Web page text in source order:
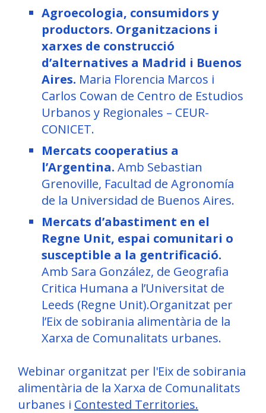
Agroecologia, consumidors y
productors. Organitzacions i
xarxes de construcció
d’alternatives a Madrid i Buenos
Aires. Maria Florencia Marcos i
Carlos Cowan de Centro de Estudios
Urbanos y Regionales – CEUR-
CONICET.
Mercats cooperatius a
l’Argentina. Amb Sebastian
Grenoville, Facultad de Agronomía
de la Universidad de Buenos Aires.
Mercats d’abastiment en el
Regne Unit, espai comunitari o
susceptible a la gentrificació.
Amb Sara González, de Geografia
Critica Humana a l’Universitat de
Leeds (Regne Unit).Organitzat per
l’Eix de sobirania alimentària de la
Xarxa de Comunalitats urbanes.
Webinar organitzat per l'Eix de sobirania
alimentària de la Xarxa de Comunalitats
urbanes i Contested Territories.